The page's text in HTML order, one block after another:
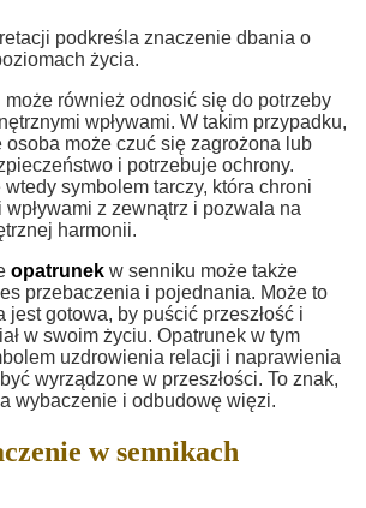
podkreśla znaczenie dbania o
życia.
również odnosić się do potrzeby
wpływami. W takim przypadku,
osoba może czuć się zagrożona lub
i potrzebuje ochrony.
symbolem tarczy, która chroni
z zewnątrz i pozwala na
harmonii.
opatrunek w senniku może także
przebaczenia i pojednania. Może to
jest gotowa, by puścić przeszłość i
w swoim życiu. Opatrunek w tym
uzdrowienia relacji i naprawienia
wyrządzone w przeszłości. To znak,
wybaczenie i odbudowę więzi.
w sennikach